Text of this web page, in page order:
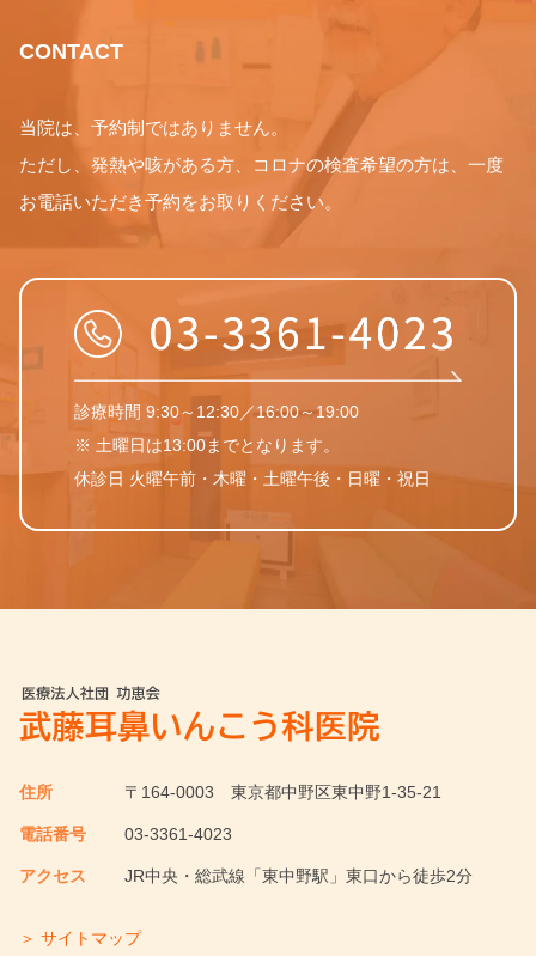
CONTACT
当院は、予約制ではありません。
ただし、発熱や咳がある方、コロナの検査希望の方は、一度
お電話いただき予約をお取りください。
診療時間 9:30～12:30／16:00～19:00
※ 土曜日は13:00までとなります。
休診日 火曜午前・木曜・土曜午後・日曜・祝日
住所 〒164-0003 東京都中野区東中野1-35-21
電話番号 03-3361-4023
アクセス JR中央・総武線「東中野駅」東口から徒歩2分
＞ サイトマップ